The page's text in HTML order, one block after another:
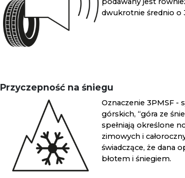
dwukrotnie średnio o
Przyczepność na śniegu
Oznaczenie 3PMSF -
górskich, “góra ze
spełniają określone
zimowych i
świadczące, że dana
błotem i śniegiem.